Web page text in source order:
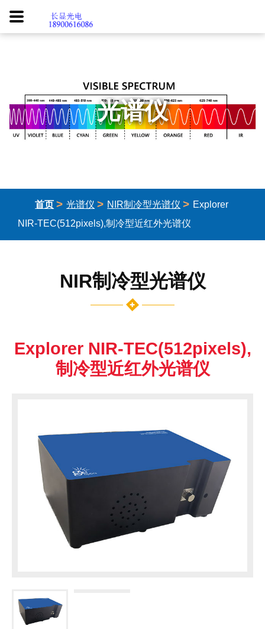
光谱仪
首页 > 光谱仪 > NIR制冷型光谱仪 > Explorer
NIR-TEC(512pixels),制冷型近红外光谱仪
NIR制冷型光谱仪
Explorer NIR-TEC(512pixels),
制冷型近红外光谱仪